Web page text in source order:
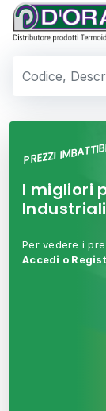
PREZZI
I migliori
Per vedere i
Accedi o